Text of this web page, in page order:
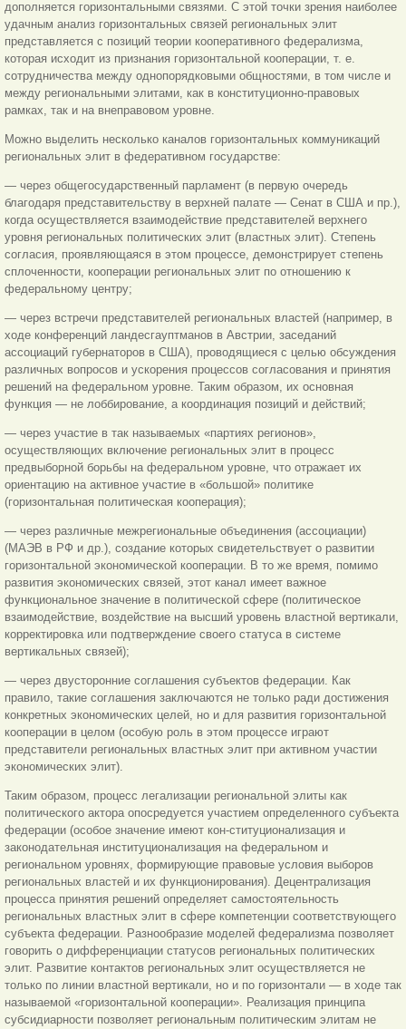
дополняется горизонтальными связями. С этой точки зрения наиболее
удачным анализ горизонтальных связей региональных элит
представляется с позиций теории кооперативного федерализма,
которая исходит из признания горизонтальной кооперации, т. е.
сотрудничества между однопорядковыми общностями, в том числе и
между региональными элитами, как в конституционно-правовых
рамках, так и на внеправовом уровне.
Можно выделить несколько каналов горизонтальных коммуникаций
региональных элит в федеративном государстве:
— через общегосударственный парламент (в первую очередь
благодаря представительству в верхней палате — Сенат в США и пр.),
когда осуществляется взаимодействие представителей верхнего
уровня региональных политических элит (властных элит). Степень
согласия, проявляющаяся в этом процессе, демонстрирует степень
сплоченности, кооперации региональных элит по отношению к
федеральному центру;
— через встречи представителей региональных властей (например, в
ходе конференций ландесгауптманов в Австрии, заседаний
ассоциаций губернаторов в США), проводящиеся с целью обсуждения
различных вопросов и ускорения процессов согласования и принятия
решений на федеральном уровне. Таким образом, их основная
функция — не лоббирование, а координация позиций и действий;
— через участие в так называемых «партиях регионов»,
осуществляющих включение региональных элит в процесс
предвыборной борьбы на федеральном уровне, что отражает их
ориентацию на активное участие в «большой» политике
(горизонтальная политическая кооперация);
— через различные межрегиональные объединения (ассоциации)
(МАЭВ в РФ и др.), создание которых свидетельствует о развитии
горизонтальной экономической кооперации. В то же время, помимо
развития экономических связей, этот канал имеет важное
функциональное значение в политической сфере (политическое
взаимодействие, воздействие на высший уровень властной вертикали,
корректировка или подтверждение своего статуса в системе
вертикальных связей);
— через двусторонние соглашения субъектов федерации. Как
правило, такие соглашения заключаются не только ради достижения
конкретных экономических целей, но и для развития горизонтальной
кооперации в целом (особую роль в этом процессе играют
представители региональных властных элит при активном участии
экономических элит).
Таким образом, процесс легализации региональной элиты как
политического актора опосредуется участием определенного субъекта
федерации (особое значение имеют кон-ституционализация и
законодательная институционализация на федеральном и
региональном уровнях, формирующие правовые условия выборов
региональных властей и их функционирования). Децентрализация
процесса принятия решений определяет самостоятельность
региональных властных элит в сфере компетенции соответствующего
субъекта федерации. Разнообразие моделей федерализма позволяет
говорить о дифференциации статусов региональных политических
элит. Развитие контактов региональных элит осуществляется не
только по линии властной вертикали, но и по горизонтали — в ходе так
называемой «горизонтальной кооперации». Реализация принципа
субсидиарности позволяет региональным политическим элитам не